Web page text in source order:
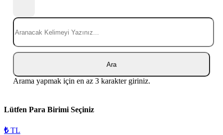
Ara
Arama yapmak için en az 3 karakter giriniz.
Lütfen Para Birimi Seçiniz
₺TL